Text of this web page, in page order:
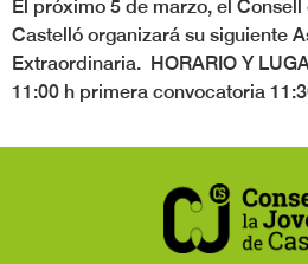
El próximo 5 de marzo, el
Castelló organizará su siguiente
Extraordinaria. HORARIO Y
11:00 h primera convocatoria